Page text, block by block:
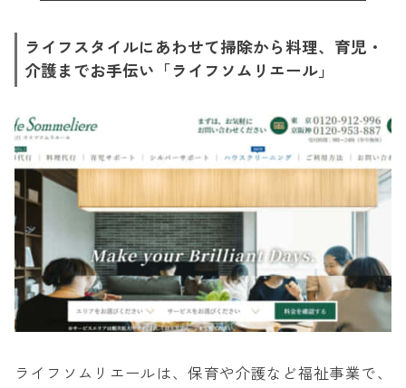
ライフスタイルにあわせて掃除から料理、育児・
介護までお手伝い「ライフソムリエール」
ライフソムリエールは、保育や介護など福祉事業で、